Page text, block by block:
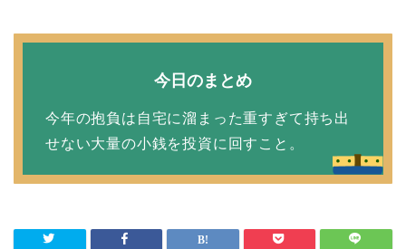
今日のまとめ
今年の抱負は自宅に溜まった重すぎて持ち出
せない大量の小銭を投資に回すこと。